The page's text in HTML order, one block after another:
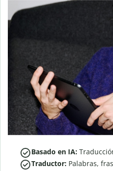
Basado en IA:
Traductor: Palabras,